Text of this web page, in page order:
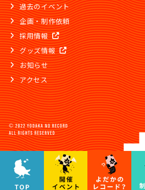
過去のイベント
企画・制作依頼
採用情報
グッズ情報
お知らせ
アクセス